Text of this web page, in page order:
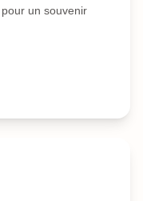
un souvenir